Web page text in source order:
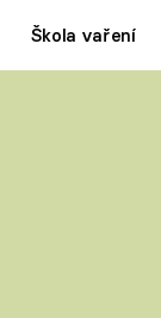
Škola vaření